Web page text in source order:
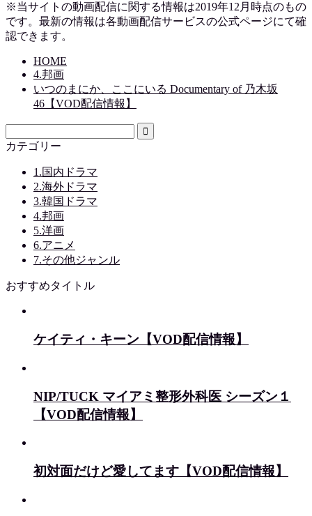
※当サイトの動画配信に関する情報は2019年12月時点のもの
です。最新の情報は各動画配信サービスの公式ページにて確
認できます。
HOME
4.邦画
いつのまにか、ここにいる Documentary of 乃木坂
46【VOD配信情報】
カテゴリー
1.国内ドラマ
2.海外ドラマ
3.韓国ドラマ
4.邦画
5.洋画
6.アニメ
7.その他ジャンル
おすすめタイトル
ケイティ・キーン【VOD配信情報】
NIP/TUCK マイアミ整形外科医 シーズン１
【VOD配信情報】
初対面だけど愛してます【VOD配信情報】